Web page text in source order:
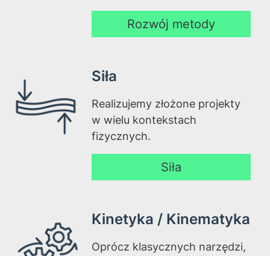
Rozwój metody
Siła
Realizujemy złożone projekty
w wielu kontekstach
fizycznych.
Siła
Kinetyka / Kinematyka
Oprócz klasycznych narzędzi,